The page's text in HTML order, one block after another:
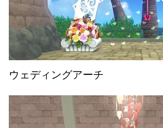
ウェディングアーチ